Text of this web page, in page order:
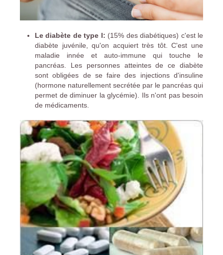
Le diabète de type I: (15% des diabétiques) c'est le
diabète juvénile, qu'on acquiert très tôt. C'est une
maladie innée et auto-immune qui touche le
pancréas. Les personnes atteintes de ce diabète
sont obligées de se faire des injections d'insuline
(hormone naturellement secrétée par le pancréas qui
permet de diminuer la glycémie). Ils n'ont pas besoin
de médicaments.